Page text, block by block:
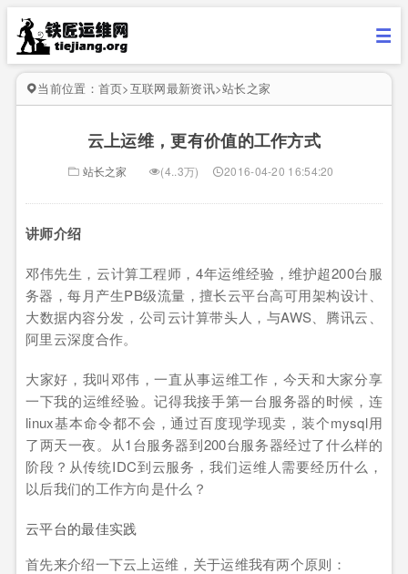
当前位置： 首页>互联网最新资讯>站长之家
云上运维，更有价值的工作方式
站长之家 (4..3万) 2016-04-20 16:54:20
讲师介绍
邓伟先生，云计算工程师，4年运维经验，维护超200台服
务器，每月产生PB级流量，擅长云平台高可用架构设计、
大数据内容分发，公司云计算带头人，与AWS、腾讯云、
阿里云深度合作。
大家好，我叫邓伟，一直从事运维工作，今天和大家分享
一下我的运维经验。记得我接手第一台服务器的时候，连
linux基本命令都不会，通过百度现学现卖，装个mysql用
了两天一夜。从1台服务器到200台服务器经过了什么样的
阶段？从传统IDC到云服务，我们运维人需要经历什么，
以后我们的工作方向是什么？
云平台的最佳实践
首先来介绍一下云上运维，关于运维我有两个原则：